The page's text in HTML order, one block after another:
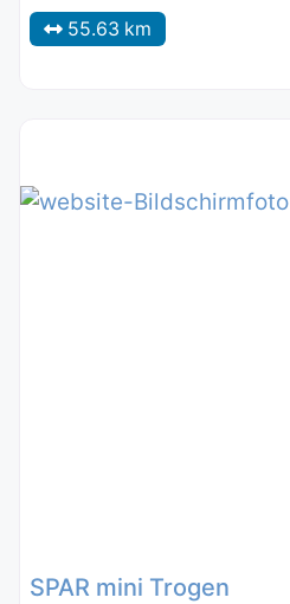
55.63 km
SPAR mini Trogen